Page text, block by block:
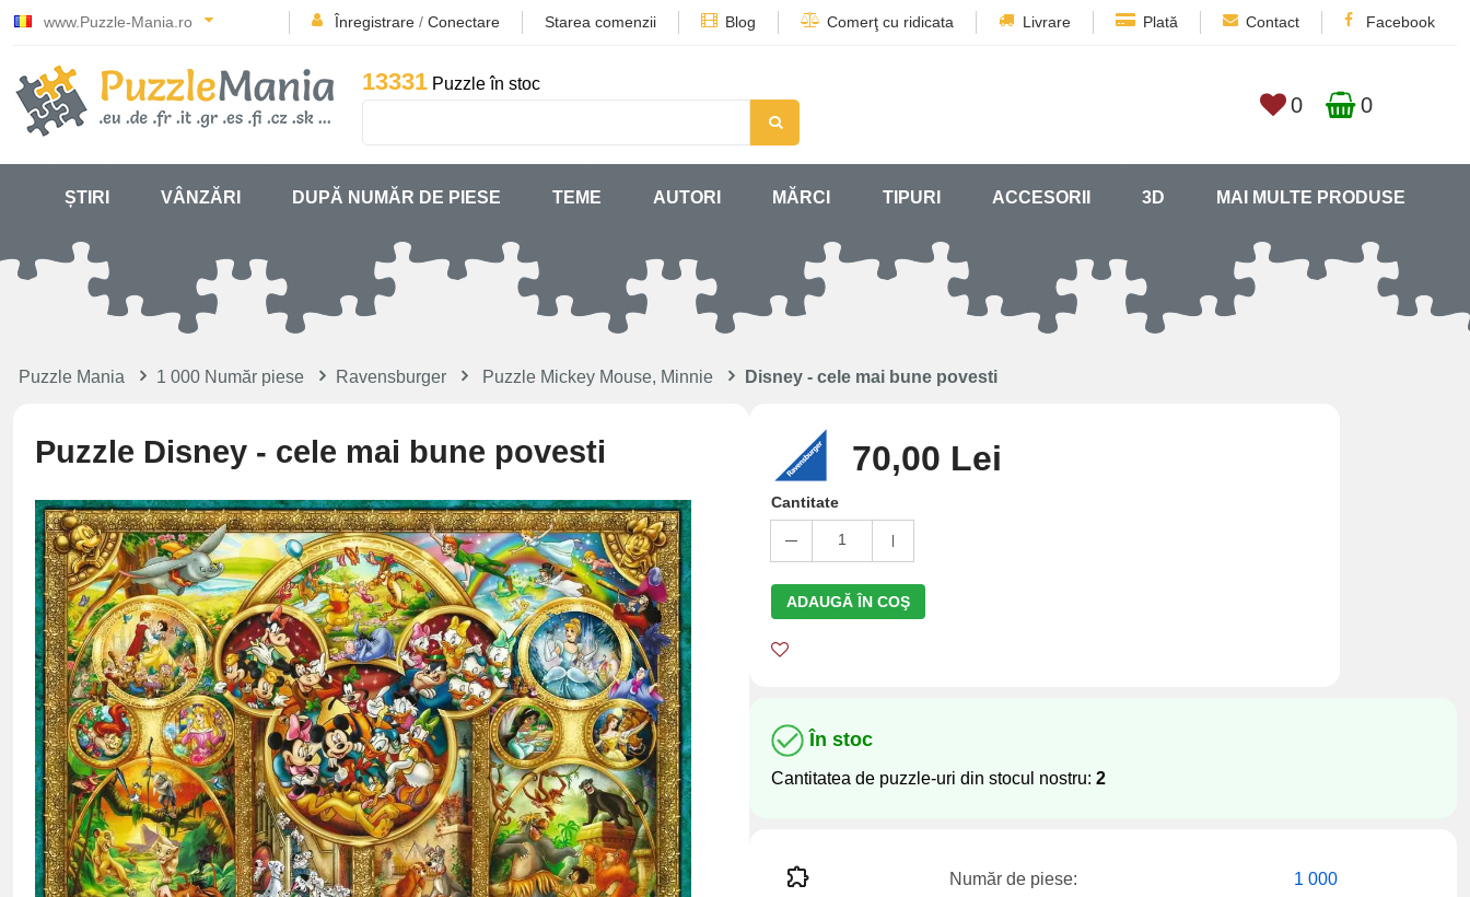
www.Puzzle-Mania.ro Înregistrare / Conectare Starea comenzii Blog Comerţ cu ridicata Livrare Plată Contact Facebook
13331 Puzzle în stoc
0 0
ȘTIRI VÂNZĂRI DUPĂ NUMĂR DE PIESE TEME AUTORI MĂRCI TIPURI ACCESORII 3D MAI MULTE PRODUSE
Puzzle Mania 1 000 Număr piese Ravensburger Puzzle Mickey Mouse, Minnie Disney - cele mai bune povesti
Puzzle Disney - cele mai bune povesti 70,00 Lei
Cantitate
1
ADAUGĂ ÎN COŞ
În stoc
Cantitatea de puzzle-uri din stocul nostru: 2
Număr de piese: 1 000